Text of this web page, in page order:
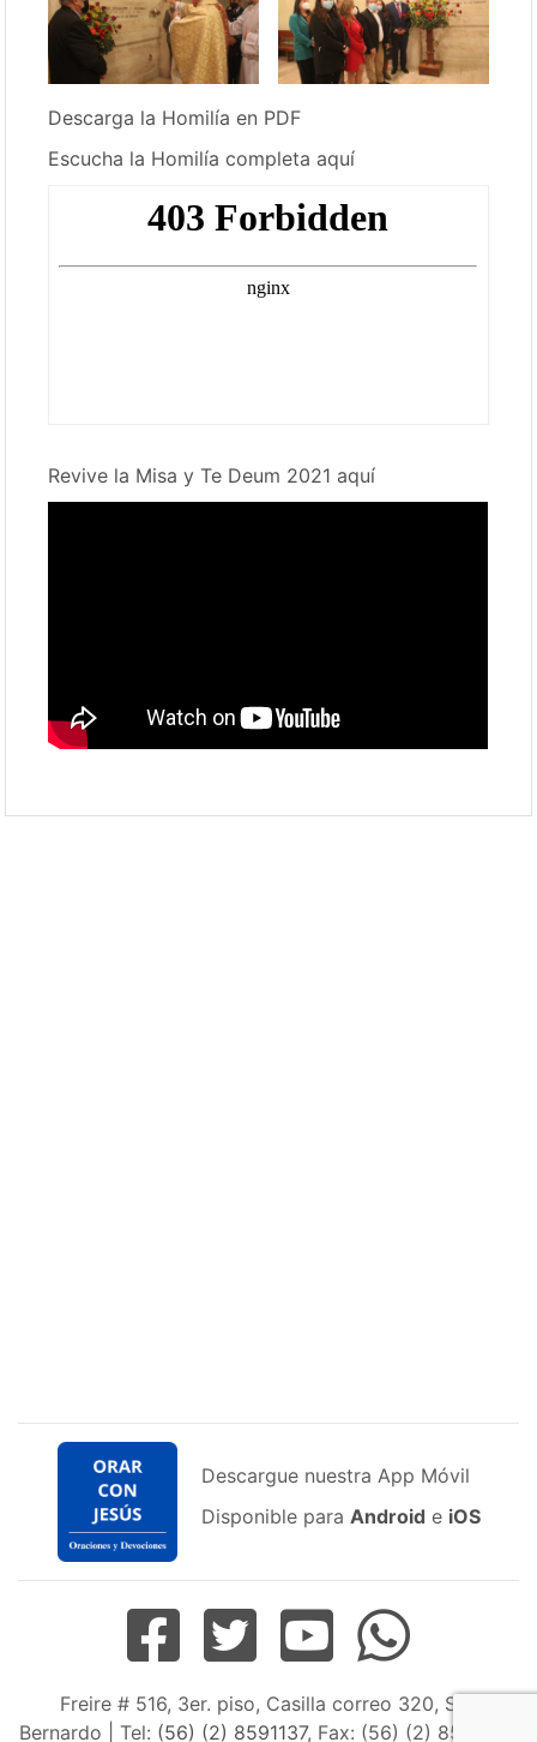
Descarga la Homilía en PDF
Escucha la Homilía completa aquí
Revive la Misa y Te Deum 2021 aquí
Descargue nuestra App Móvil
Disponible para Android e iOS
Freire # 516, 3er. piso, Casilla correo 320, San
Bernardo | Tel: (56) (2) 8591137, Fax: (56) (2) 8598163